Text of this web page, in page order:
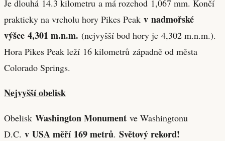
Je dlouhá 14.3 kilometru a má rozchod 1,067 mm. Končí
prakticky na vrcholu hory Pikes Peak v nadmořské
výšce 4,301 m.n.m. (nejvyšší bod hory je 4,302 m.n.m.).
Hora Pikes Peak leží 16 kilometrů západně od města
Colorado Springs.
Nejvyšší obelisk
Obelisk Washington Monument ve Washingtonu
D.C. v USA měří 169 metrů. Světový rekord!